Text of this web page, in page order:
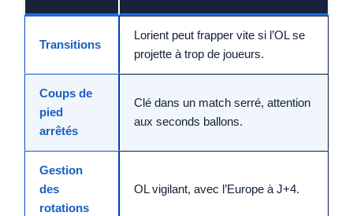
Transitions
Lorient peut frapper vite si l’OL se
projette à trop de joueurs.
Coups de
pied
arrêtés
Clé dans un match serré, attention
aux seconds ballons.
Gestion
des
rotations
OL vigilant, avec l’Europe à J+4.